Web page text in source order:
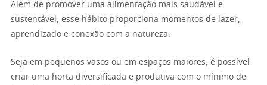
Além de promover uma alimentação mais saudável e
sustentável, esse hábito proporciona momentos de lazer,
aprendizado e conexão com a natureza.
Seja em pequenos vasos ou em espaços maiores, é possível
criar uma horta diversificada e produtiva com o mínimo de